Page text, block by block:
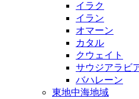
イラク
イラン
オマーン
カタル
クウェイト
サウジアラビ
バハレーン
東地中海地域